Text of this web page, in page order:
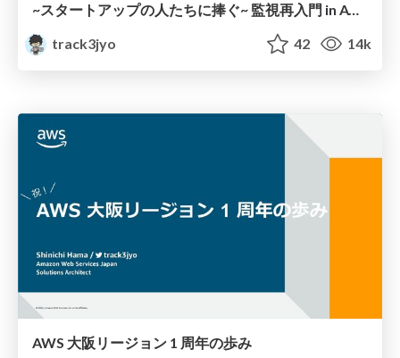
~スタートアップの人たちに捧ぐ~ 監視再入門 in AWS
track3jyo
42 14k
AWS 大阪リージョン 1 周年の歩み